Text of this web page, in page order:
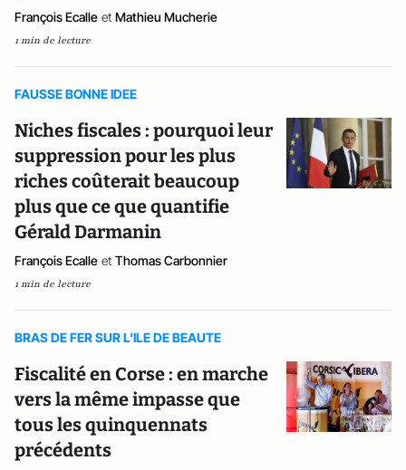
François Ecalle et Mathieu Mucherie
1 min de lecture
FAUSSE BONNE IDEE
Niches fiscales : pourquoi leur
suppression pour les plus
riches coûterait beaucoup
plus que ce que quantifie
Gérald Darmanin
François Ecalle et Thomas Carbonnier
1 min de lecture
BRAS DE FER SUR L'ILE DE BEAUTE
Fiscalité en Corse : en marche
vers la même impasse que
tous les quinquennats
précédents